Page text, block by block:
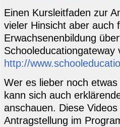
Einen Kursleitfaden zur
vieler Hinsicht aber auch
Erwachsenenbildung
Schooleducationgateway
http://
Wer es lieber noch
kann sich auch
anschauen. Diese
Antragstellung im